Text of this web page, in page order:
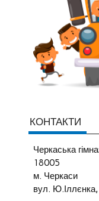
КОНТАКТИ
Черкаська
18005
м. Черкаси
вул.